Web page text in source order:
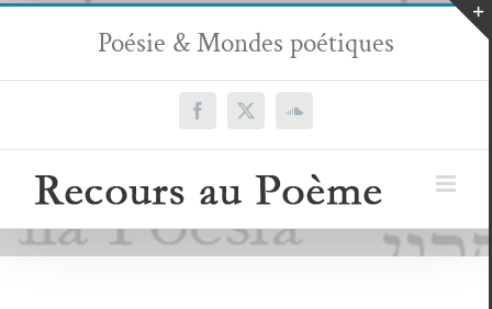
Passer
contenu
Poésie & Mondes poétiques
Facebook
X SoundCloud